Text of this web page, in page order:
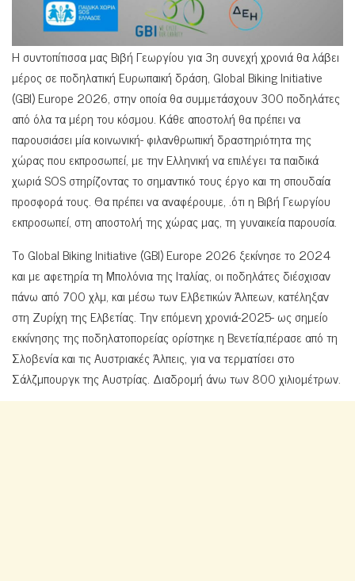
Η συντοπίτισσα μας Βιβή Γεωργίου για 3η συνεχή χρονιά θα λάβει
μέρος σε ποδηλατική Ευρωπαική δράση, Global Biking Initiative
(GBI) Europe 2026, στην οποία θα συμμετάσχουν 300 ποδηλάτες
από όλα τα μέρη του κόσμου. Κάθε αποστολή θα πρέπει να
παρουσιάσει μία κοινωνική- φιλανθρωπική δραστηριότητα της
χώρας που εκπροσωπεί, με την Ελληνική να επιλέγει τα παιδικά
χωριά SOS στηρίζοντας το σημαντικό τους έργο και τη σπουδαία
προσφορά τους. Θα πρέπει να αναφέρουμε, .ότι η Βιβή Γεωργίου
εκπροσωπεί, στη αποστολή της χώρας μας, τη γυναικεία παρουσία.
Το Global Biking Initiative (GBI) Europe 2026 ξεκίνησε το 2024
και με αφετηρία τη Μπολόνια της Ιταλίας, οι ποδηλάτες διέσχισαν
πάνω από 700 χλμ, και μέσω των Ελβετικών Άλπεων, κατέληξαν
στη Ζυρίχη της Ελβετίας. Την επόμενη χρονιά-2025- ως σημείο
εκκίνησης της ποδηλατοπορείας ορίστηκε η Βενετία,πέρασε από τη
Σλοβενία και τις Αυστριακές Άλπεις, για να τερματίσει στο
Σάλζμπουργκ της Αυστρίας. Διαδρομή άνω των 800 χιλιομέτρων.